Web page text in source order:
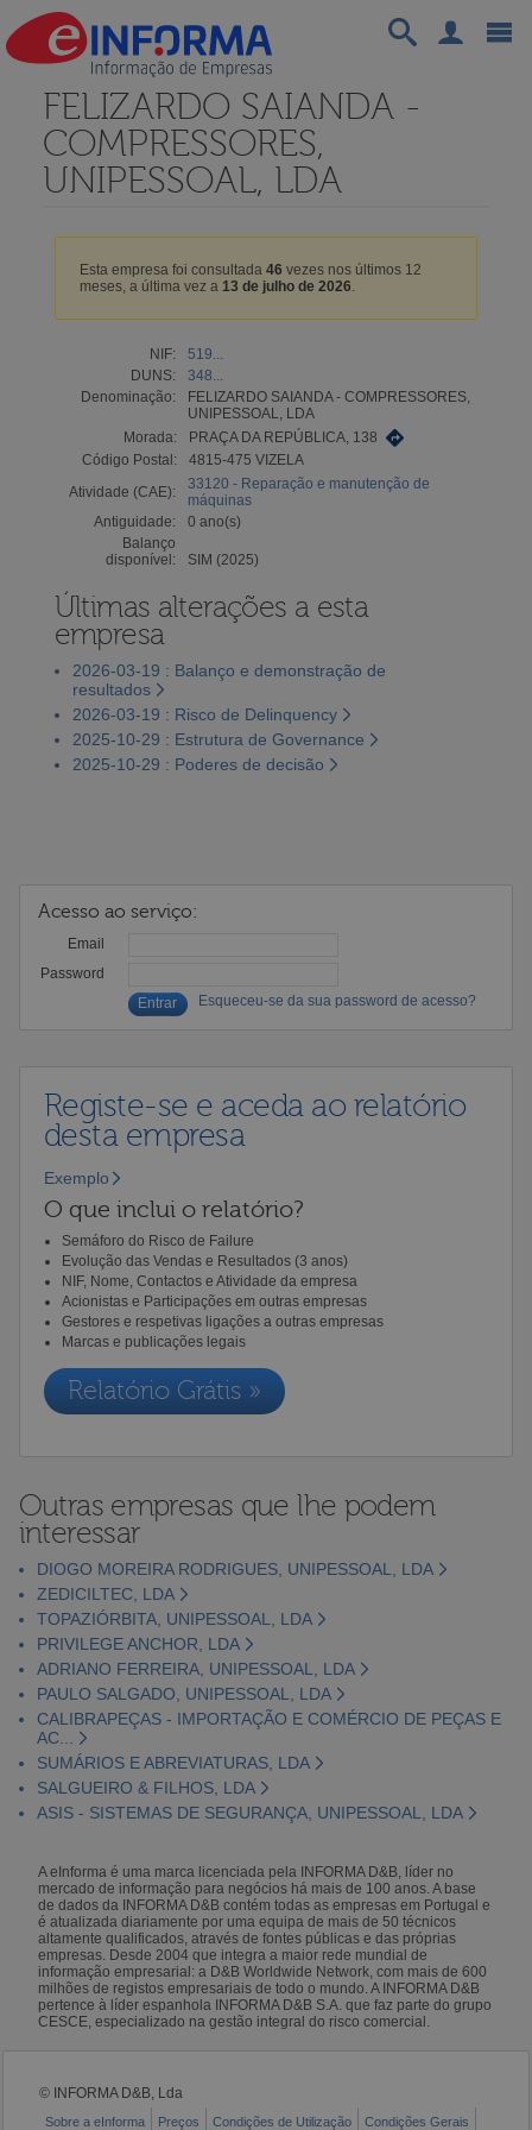
FELIZARDO SAIANDA -
COMPRESSORES,
UNIPESSOAL, LDA
Esta empresa foi consultada 46 vezes nos últimos 12
meses, a última vez a 13 de julho de 2026.
NIF:
519...
DUNS:
348...
Denominação:
FELIZARDO SAIANDA - COMPRESSORES,
UNIPESSOAL, LDA
Morada:
PRAÇA DA REPÚBLICA, 138
Código Postal:
4815-475 VIZELA
Atividade (CAE):
33120 - Reparação e manutenção de
máquinas
Antiguidade:
0 ano(s)
Balanço
disponível:
SIM (2025)
Últimas alterações a esta
empresa
2026-03-19 : Balanço e demonstração de
resultados
2026-03-19 : Risco de Delinquency
2025-10-29 : Estrutura de Governance
2025-10-29 : Poderes de decisão
Acesso ao serviço:
Email
Password
Esqueceu-se da sua password de acesso?
Registe-se e aceda ao relatório
desta empresa
Exemplo
O que inclui o relatório?
Semáforo do Risco de Failure
Evolução das Vendas e Resultados (3 anos)
NIF, Nome, Contactos e Atividade da empresa
Acionistas e Participações em outras empresas
Gestores e respetivas ligações a outras empresas
Marcas e publicações legais
Relatório Grátis »
Outras empresas que lhe podem
interessar
DIOGO MOREIRA RODRIGUES, UNIPESSOAL, LDA
ZEDICILTEC, LDA
TOPAZIÓRBITA, UNIPESSOAL, LDA
PRIVILEGE ANCHOR, LDA
ADRIANO FERREIRA, UNIPESSOAL, LDA
PAULO SALGADO, UNIPESSOAL, LDA
CALIBRAPEÇAS - IMPORTAÇÃO E COMÉRCIO DE PEÇAS E
AC...
SUMÁRIOS E ABREVIATURAS, LDA
SALGUEIRO & FILHOS, LDA
ASIS - SISTEMAS DE SEGURANÇA, UNIPESSOAL, LDA
A eInforma é uma marca licenciada pela INFORMA D&B, líder no
mercado de informação para negócios há mais de 100 anos. A base
de dados da INFORMA D&B contém todas as empresas em Portugal e
é atualizada diariamente por uma equipa de mais de 50 técnicos
altamente qualificados, através de fontes públicas e das próprias
empresas. Desde 2004 que integra a maior rede mundial de
informação empresarial: a D&B Worldwide Network, com mais de 600
milhões de registos empresariais de todo o mundo. A INFORMA D&B
pertence à líder espanhola INFORMA D&B S.A. que faz parte do grupo
CESCE, especializado na gestão integral do risco comercial.
© INFORMA D&B, Lda
Sobre a eInforma Preços Condições de Utilização Condições Gerais